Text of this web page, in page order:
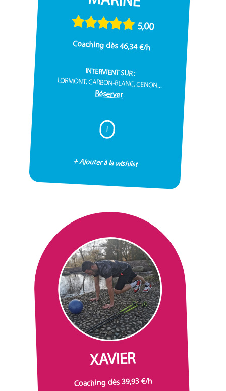
5,00
Coaching dès 46,34 €/h
INTERVIENT SUR :
LORMONT, CARBON-BLANC, CENON...
Réserver
I
+ Ajouter à la wishlist
XAVIER
Coaching dès 39,93 €/h